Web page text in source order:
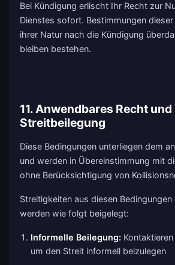
Bei Kündigung erlischt Ihr Recht zur
Dienstes sofort. Bestimmungen
ihrer Natur nach die Kündigung
bleiben bestehen.
11. Anwendbares Recht und
Streitbeilegung
Diese Bedingungen unterliegen dem
und werden in Übereinstimmung mit
ohne Berücksichtigung von
Streitigkeiten aus diesen
werden wie folgt beigelegt:
Informelle Beilegung:
um den Streit informell beizulegen